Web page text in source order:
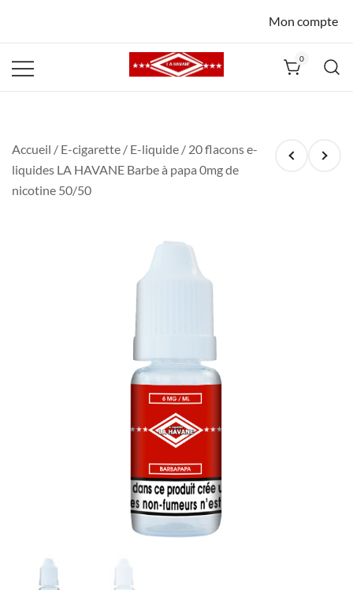
Mon compte
0
Accueil / E-cigarette / E-liquide / 20 flacons e-
liquides LA HAVANE Barbe à papa 0mg de
nicotine 50/50